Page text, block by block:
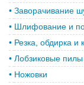
• Заворачивание
• Шлифование и
• Резка, обдирка и
• Лобзиковые пилы
• Ножовки